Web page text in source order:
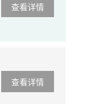
查看详情
查看详情